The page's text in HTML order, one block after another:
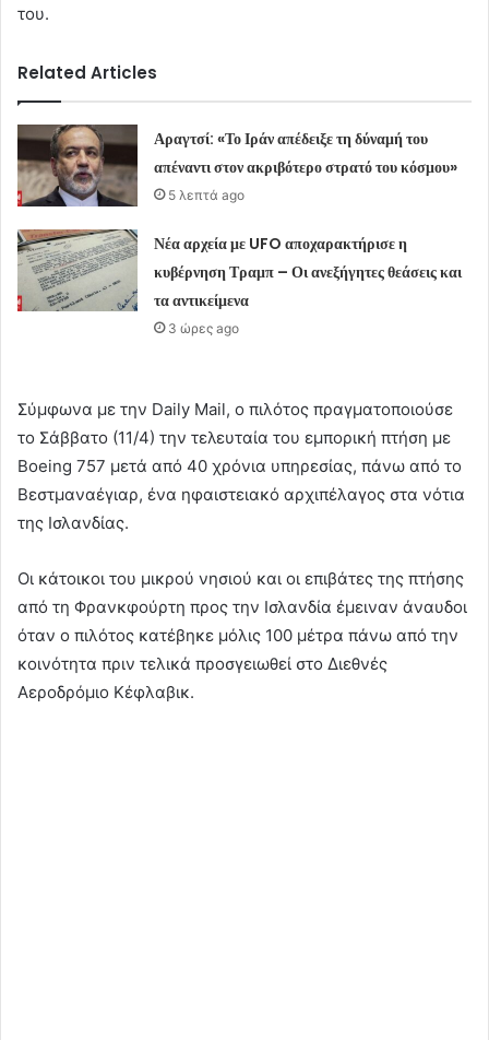
του.
Related Articles
Αραγτσί: «Το Ιράν απέδειξε τη δύναμή του
απέναντι στον ακριβότερο στρατό του κόσμου»
5 λεπτά ago
Νέα αρχεία με UFO αποχαρακτήρισε η
κυβέρνηση Τραμπ – Οι ανεξήγητες θεάσεις και
τα αντικείμενα
3 ώρες ago
Σύμφωνα με την Daily Mail, ο πιλότος πραγματοποιούσε
το Σάββατο (11/4) την τελευταία του εμπορική πτήση με
Boeing 757 μετά από 40 χρόνια υπηρεσίας, πάνω από το
Βεστμαναέγιαρ, ένα ηφαιστειακό αρχιπέλαγος στα νότια
της Ισλανδίας.
Οι κάτοικοι του μικρού νησιού και οι επιβάτες της πτήσης
από τη Φρανκφούρτη προς την Ισλανδία έμειναν άναυδοι
όταν ο πιλότος κατέβηκε μόλις 100 μέτρα πάνω από την
κοινότητα πριν τελικά προσγειωθεί στο Διεθνές
Αεροδρόμιο Κέφλαβικ.